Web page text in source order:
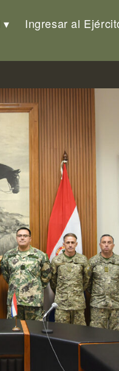
Ingresar al